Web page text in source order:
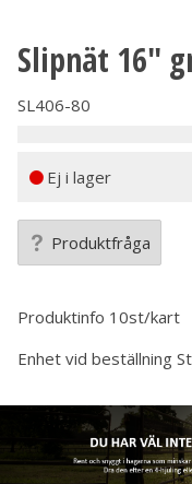
Slipnät 16"
SL406-80
Ej i lager
Produktfråga
Produktinfo 10st/kart
Enhet vid beställning